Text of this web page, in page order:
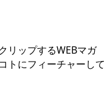
リップするWEBマガ
トにフィーチャーして